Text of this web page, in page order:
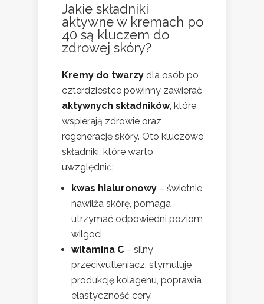
Jakie składniki
aktywne w kremach po
40 są kluczem do
zdrowej skóry?
Kremy do twarzy dla osób po
czterdziestce powinny zawierać
aktywnych składników, które
wspierają zdrowie oraz
regenerację skóry. Oto kluczowe
składniki, które warto
uwzględnić:
kwas hialuronowy – świetnie
nawilża skórę, pomaga
utrzymać odpowiedni poziom
wilgoci,
witamina C – silny
przeciwutleniacz, stymuluje
produkcję kolagenu, poprawia
elastyczność cery,